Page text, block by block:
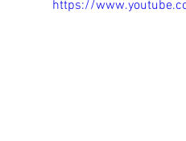
https://